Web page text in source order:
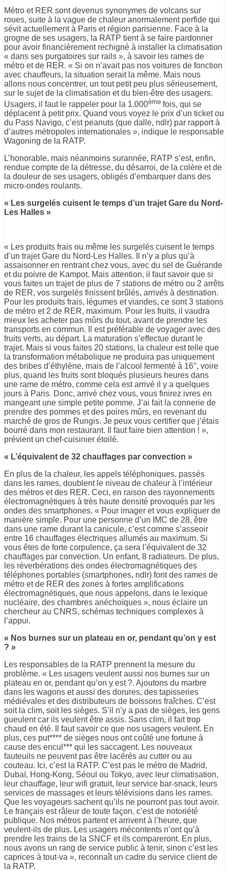
Métro et RER sont devenus synonymes de volcans sur
roues, suite à la vague de chaleur anormalement perfide qui
sévit actuellement à Paris et région parisienne. Face à la
grogne de ses usagers, la RATP tient à se faire pardonner
pour avoir financièrement rechigné à installer la climatisation
« dans ses purgatoires sur rails », à savoir les rames de
métro et de RER. « Si on n’avait pas nos voitures de fonction
avec chauffeurs, la situation serait la même. Mais nous
allons nous concentrer, un tout petit peu plus sérieusement,
sur le sujet de la climatisation et du bien-être des usagers.
Usagers, il faut le rappeler pour la 1.000ème fois, qui se
déplacent à petit prix. Quand vous voyez le prix d’un ticket ou
du Pass Navigo, c’est peanuts (que dalle, ndlr) par rapport à
d’autres métropoles internationales », indique le responsable
Wagoning de la RATP.
L’honorable, mais néanmoins surannée, RATP s’est, enfin,
rendue compte de la détresse, du désarroi, de la colère et de
la douleur de ses usagers, obligés d’embarquer dans des
micro-ondes roulants.
« Les surgelés cuisent le temps d’un trajet Gare du Nord-
Les Halles »
« Les produits frais ou même les surgelés cuisent le temps
d’un trajet Gare du Nord-Les Halles. Il n’y a plus qu’à
assaisonner en rentrant chez vous, avec du sel de Guérande
et du poivre de Kampot. Mais attention, il faut savoir que si
vous faites un trajet de plus de 7 stations de métro ou 2 arrêts
de RER, vos surgelés finissent brûlés, arrivés à destination.
Pour les produits frais, légumes et viandes, ce sont 3 stations
de métro et 2 de RER, maximum. Pour les fruits, il vaudra
mieux les acheter pas mûrs du tout, avant de prendre les
transports en commun. Il est préférable de voyager avec des
fruits verts, au départ. La maturation s’effectue durant le
trajet. Mais si vous faites 20 stations, la chaleur est telle que
la transformation métabolique ne produira pas uniquement
des bribes d’éthylène, mais de l’alcool fermenté à 16°, voire
plus, quand les fruits sont bloqués plusieurs heures dans
une rame de métro, comme cela est arrivé il y a quelques
jours à Paris. Donc, arrivé chez vous, vous finirez ivres en
mangeant une simple petite pomme. J’ai fait la connerie de
prendre des pommes et des poires mûrs, en revenant du
marché de gros de Rungis. Je peux vous certifier que j’étais
bourré dans mon restaurant. Il faut faire bien attention ! »,
prévient un chef-cuisinier étoilé.
« L’équivalent de 32 chauffages par convection »
En plus de la chaleur, les appels téléphoniques, passés
dans les rames, doublent le niveau de chaleur à l’intérieur
des métros et des RER. Ceci, en raison des rayonnements
électromagnétiques à très haute densité provoqués par les
ondes des smartphones. « Pour imager et vous expliquer de
manière simple. Pour une personne d’un IMC de 28, être
dans une rame durant la canicule, c’est comme s’asseoir
entre 16 chauffages électriques allumés au maximum. Si
vous êtes de forte corpulence, ça sera l’équivalent de 32
chauffages par convection. Un enfant, 8 radiateurs. De plus,
les réverbérations des ondes électromagnétiques des
téléphones portables (smartphones, ndlr) font des rames de
métro et de RER des zones à fortes amplifications
électromagnétiques, que nous appelons, dans le lexique
nucléaire, des chambres anéchoïques », nous éclaire un
chercheur au CNRS, schémas techniques complexes à
l’appui.
« Nos burnes sur un plateau en or, pendant qu’on y est
? »
Les responsables de la RATP prennent la mesure du
problème. « Les usagers veulent aussi nos burnes sur un
plateau en or, pendant qu’on y est ?. Ajoutons du marbre
dans les wagons et aussi des dorures, des tapisseries
médiévales et des distributeurs de boissons fraîches. C’est
soit la clim, soit les sièges. S’il n’y a pas de sièges, les gens
gueulent car ils veulent être assis. Sans clim, il fait trop
chaud en été. Il faut savoir ce que nos usagers veulent. En
plus, ces put**** de sièges nous ont coûté une fortune à
cause des encul*** qui les saccagent. Les nouveaux
fauteuils ne peuvent pas être lacérés au cutter ou au
couteau. Ici, c’est la RATP. C’est pas le métro de Madrid,
Dubaï, Hong-Kong, Séoul ou Tokyo, avec leur climatisation,
leur chauffage, leur wifi gratuit, leur service bar-snack, leurs
services de massages et leurs télévisions dans les rames.
Que les voyageurs sachent qu’ils ne pourront pas tout avoir.
Le français est râleur de toute façon, c’est de notoriété
publique. Nos métros partent et arrivent à l’heure, que
veulent-ils de plus. Les usagers mécontents n’ont qu’à
prendre les trains de la SNCF et ils compareront. En plus,
nous avons un rang de service public à tenir, sinon c’est les
caprices à tout-va », reconnaît un cadre du service client de
la RATP.